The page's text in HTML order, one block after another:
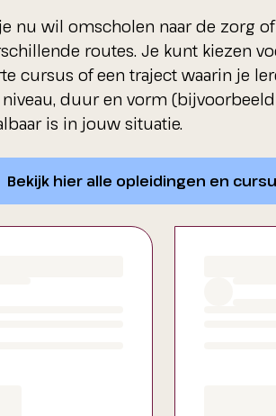
nu wil omscholen naar de zorg
routes. Je kunt kiezen
cursus of een traject waarin je
duur en vorm
is in jouw situatie.
Bekijk hier alle opleidingen en